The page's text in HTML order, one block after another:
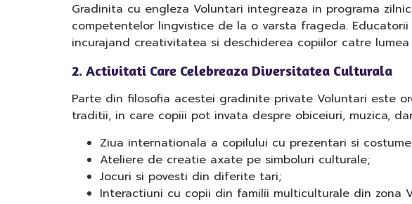
Gradinita cu engleza Voluntari integreaza in programa
competentelor lingvistice de la o varsta frageda.
incurajand creativitatea si deschiderea copiilor catre
2. Activitati Care Celebreaza Diversitatea Culturala
Parte din filosofia acestei gradinite private Voluntari este
traditii, in care copiii pot invata despre obiceiuri, muzica,
Ziua internationala a copilului cu prezentari si
Ateliere de creatie axate pe simboluri culturale;
Jocuri si povesti din diferite tari;
Interactiuni cu copii din familii multiculturale din zona